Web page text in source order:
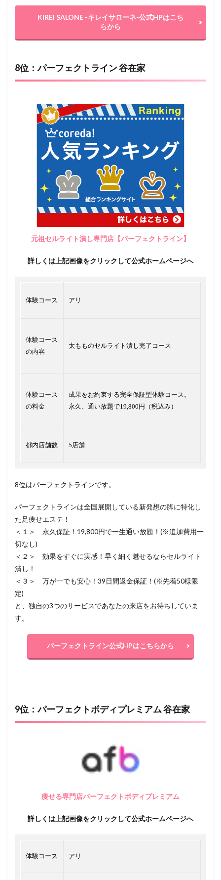
KIREI SALONE -キレイサローネ-公式HPはこち
らから
8位：パーフェクトライン 谷在家
元祖セルライト潰し専門店【パーフェクトライン】
詳しくは上記画像をクリックして公式ホームページへ
体験コース アリ
体験コース
の内容
太もものセルライト潰し完了コース
体験コース
の料金
成果をお約束する完全保証型体験コース。
永久、通い放題で19,800円（税込み）
都内店舗数 5店舗
8位はパーフェクトラインです。
パーフェクトラインは全国展開している新発想の脚に特化し
た足痩せエステ！
＜１＞ 永久保証！19,800円で一生通い放題！(※追加費用一
切なし)
＜２＞ 効果をすぐに実感！早く細く魅せるならセルライト
潰し！
＜３＞ 万が一でも安心！39日間返金保証！(※先着50様限
定)
と、独自の3つのサービスであなたの来店をお待ちしていま
す。
パーフェクトライン公式HPはこちらから
9位：パーフェクトボディプレミアム 谷在家
痩せる専門店パーフェクトボディプレミアム
詳しくは上記画像をクリックして公式ホームページへ
体験コース アリ